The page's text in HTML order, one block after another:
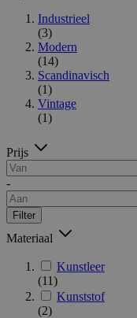
Industrieel
(3)
Modern
(14)
Scandinavisch
(1)
Vintage
(1)
Prijs
-
Filter
Materiaal
Kunstleer
(11)
Kunststof
(2)